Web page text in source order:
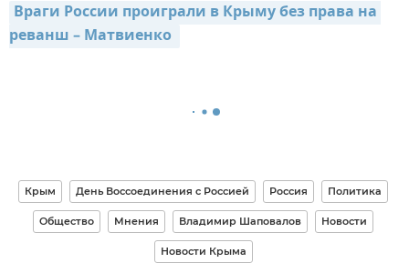
Враги России проиграли в Крыму без права на
реванш – Матвиенко
Крым День Воссоединения с Россией Россия Политика
Общество Мнения Владимир Шаповалов Новости
Новости Крыма